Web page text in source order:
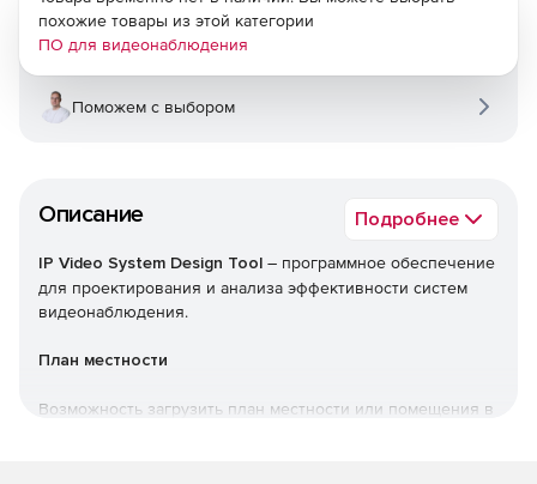
Описание Подробнее
IP Video System Design Tool – программное обеспечение
для проектирования и анализа эффективности систем
видеонаблюдения.
План местности
Возможность загрузить план местности или помещения в
похожие товары из этой категории
ПО для видеонаблюдения
Поможем с выбором